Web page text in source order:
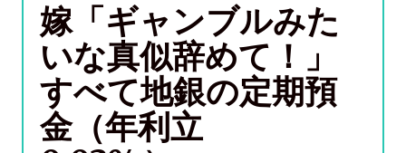
嫁「ギャンブルみた
いな真似辞めて！」
すべて地銀の定期預
金（年利立